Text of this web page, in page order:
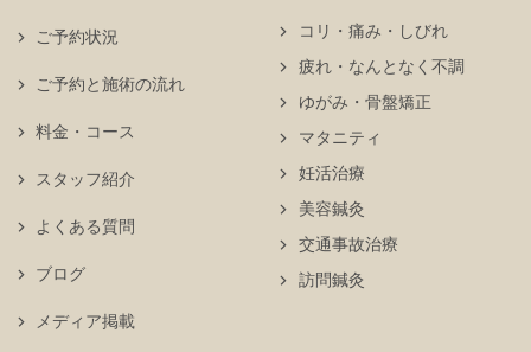
ご予約状況
コリ・痛み・しびれ
疲れ・なんとなく不調
ゆがみ・骨盤矯正
マタニティ
妊活治療
美容鍼灸
交通事故治療
訪問鍼灸
ご予約と施術の流れ
料金・コース
スタッフ紹介
よくある質問
ブログ
メディア掲載